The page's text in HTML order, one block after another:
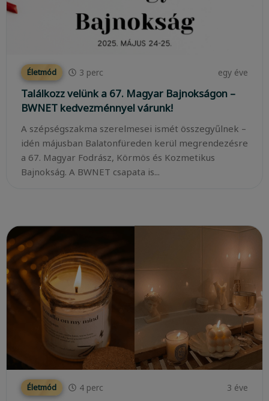
Életmód 3 perc egy éve
Találkozz velünk a 67. Magyar Bajnokságon –
BWNET kedvezménnyel várunk!
A szépségszakma szerelmesei ismét összegyűlnek –
idén májusban Balatonfüreden kerül megrendezésre
a 67. Magyar Fodrász, Körmös és Kozmetikus
Bajnokság. A BWNET csapata is...
Életmód 4 perc 3 éve